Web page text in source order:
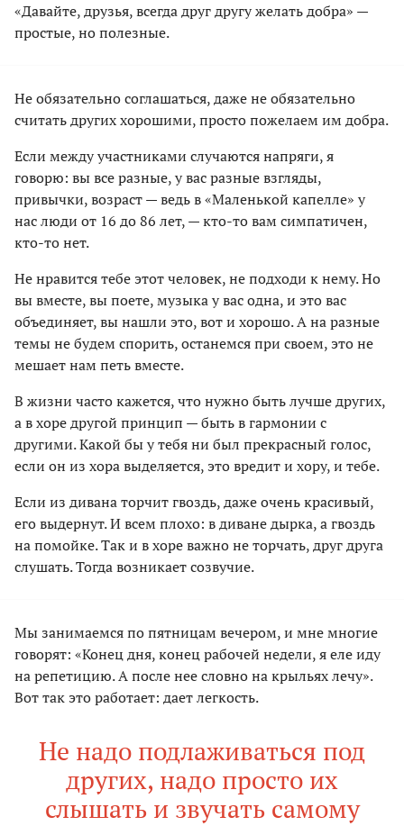
«Давайте, друзья, всегда друг другу желать добра» —
простые, но полезные.
Не обязательно соглашаться, даже не обязательно
считать других хорошими, просто пожелаем им добра.
Если между участниками случаются напряги, я
говорю: вы все разные, у вас разные взгляды,
привычки, возраст — ведь в «Маленькой капелле» у
нас люди от 16 до 86 лет, — кто-то вам симпатичен,
кто-то нет.
Не нравится тебе этот человек, не подходи к нему. Но
вы вместе, вы поете, музыка у вас одна, и это вас
объединяет, вы нашли это, вот и хорошо. А на разные
темы не будем спорить, останемся при своем, это не
мешает нам петь вместе.
В жизни часто кажется, что нужно быть лучше других,
а в хоре другой принцип — быть в гармонии с
другими. Какой бы у тебя ни был прекрасный голос,
если он из хора выделяется, это вредит и хору, и тебе.
Если из дивана торчит гвоздь, даже очень красивый,
его выдернут. И всем плохо: в диване дырка, а гвоздь
на помойке. Так и в хоре важно не торчать, друг друга
слушать. Тогда возникает созвучие.
Мы занимаемся по пятницам вечером, и мне многие
говорят: «Конец дня, конец рабочей недели, я еле иду
на репетицию. А после нее словно на крыльях лечу».
Вот так это работает: дает легкость.
Не надо подлаживаться под
других, надо просто их
слышать и звучать самому